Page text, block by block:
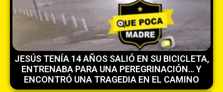
JESÚS TENÍA 14 AÑOS SALIÓ EN SU BICICLETA,
ENTRENABA PARA UNA PEREGRINACIÓN… Y
ENCONTRÓ UNA TRAGEDIA EN EL CAMINO